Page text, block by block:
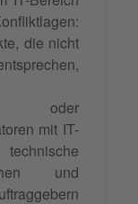
die nicht
oder
mit IT-
und